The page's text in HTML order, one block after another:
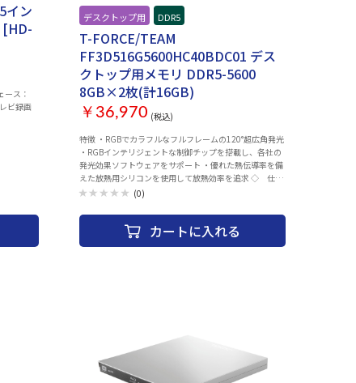
イン
[HD-
ース：
ビ録画
デスクトップ用 DDR5
T-FORCE/TEAM
FF3D516G5600HC40BDC01 デス
クトップ用メモリ DDR5-5600
8GB×2枚(計16GB)
￥36,970 (税込)
特徴 ・RGBでカラフルなフルフレームの120°超広角発光
・RGBインテリジェントな制御チップを搭載し、各社の
発光効果ソフトウェアをサポート ・優れた熱伝導率を備
えた放熱用シリコンを使用して放熱効率を追求 ◇ 仕
様 ◇ 対応：デスクトップ用 DDR5 容量：
テンシ：40 電圧：1.2V 互換性：XMP 3.0 / EXPO 冷却：
ヒートシンクあり ライティング：RGBあり メーカー保証
期間：限定永久保証 製品型番：
(0)
カートに入れる